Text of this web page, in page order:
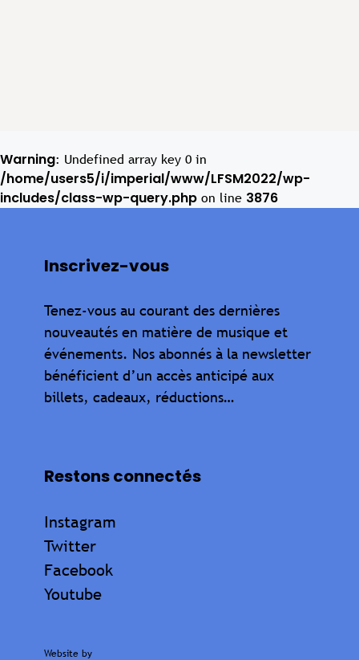
Warning: Undefined array key 0 in
/home/users5/i/imperial/www/LFSM2022/wp-
includes/class-wp-query.php on line 3876
Inscrivez-vous
Tenez-vous au courant des dernières
nouveautés en matière de musique et
événements. Nos abonnés à la newsletter
bénéficient d’un accès anticipé aux
billets, cadeaux, réductions…
Restons connectés
Instagram
Twitter
Facebook
Youtube
Website by